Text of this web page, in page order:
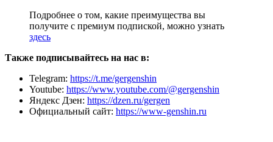
Подробнее о том, какие преимущества вы
получите с премиум подпиской, можно узнать
здесь
Также подписывайтесь на нас в:
Telegram: https://t.me/gergenshin
Youtube: https://www.youtube.com/@gergenshin
Яндекс Дзен: https://dzen.ru/gergen
Официальный сайт: https://www-genshin.ru